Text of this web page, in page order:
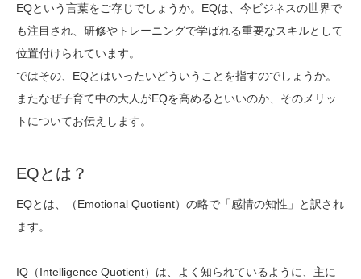
EQという言葉をご存じでしょうか。EQは、今ビジネスの世界で
も注目され、研修やトレーニングで学ばれる重要なスキルとして
位置付けられています。
ではその、EQとはいったいどういうことを指すのでしょうか。
またなぜ子育て中の大人がEQを高めるといいのか、そのメリッ
トについてお伝えします。
EQとは？
EQとは、（Emotional Quotient）の略で「感情の知性」と訳され
ます。
IQ（Intelligence Quotient）は、よく知られているように、主に